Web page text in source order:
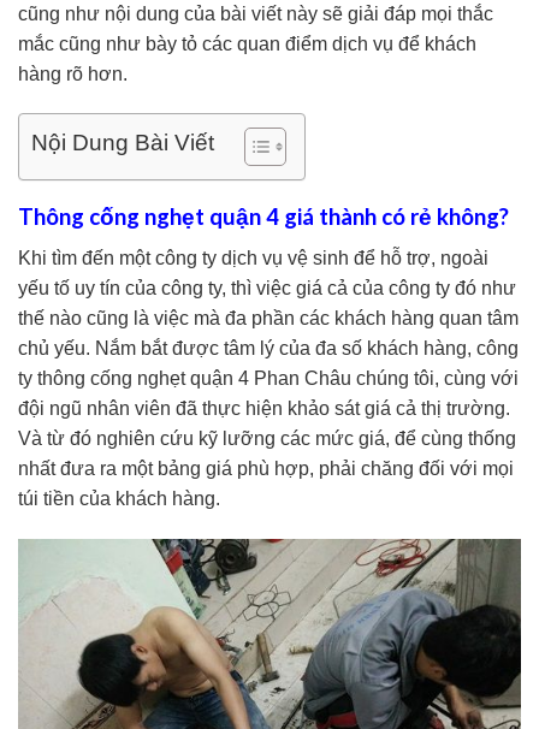
cũng như nội dung của bài viết này sẽ giải đáp mọi thắc
mắc cũng như bày tỏ các quan điểm dịch vụ để khách
hàng rõ hơn.
Nội Dung Bài Viết
Thông cống nghẹt quận 4 giá thành có rẻ không?
Khi tìm đến một công ty dịch vụ vệ sinh để hỗ trợ, ngoài
yếu tố uy tín của công ty, thì việc giá cả của công ty đó như
thế nào cũng là việc mà đa phần các khách hàng quan tâm
chủ yếu. Nắm bắt được tâm lý của đa số khách hàng, công
ty thông cống nghẹt quận 4 Phan Châu chúng tôi, cùng với
đội ngũ nhân viên đã thực hiện khảo sát giá cả thị trường.
Và từ đó nghiên cứu kỹ lưỡng các mức giá, để cùng thống
nhất đưa ra một bảng giá phù hợp, phải chăng đối với mọi
túi tiền của khách hàng.